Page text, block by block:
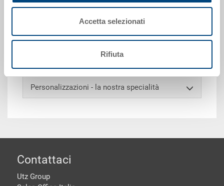
Accetta selezionati
Rifiuta
Coperchio Gastro-Norm 1/4, PC, trasparente,
Personalizzazioni - la nostra specialità
piè di pagine
Contattaci
Utz Group